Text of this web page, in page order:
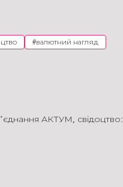
#валютний нагляд
АКТУМ, свідоцтво: